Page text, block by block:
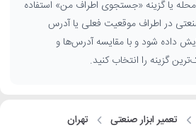
محله یا گزینه «جستجوی اطراف من» استفاده
صنعتی در اطراف موقعیت فعلی یا آدرس
داده شود و با مقایسه آدرس‌ها و
گزینه را انتخاب کنید.
تعمیر ابزار صنعتی تهران